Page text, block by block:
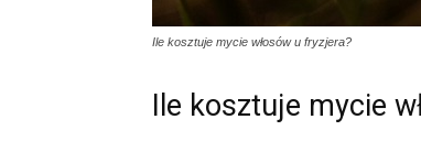
Ile kosztuje mycie włosów u fryzjera?
Ile kosztuje mycie